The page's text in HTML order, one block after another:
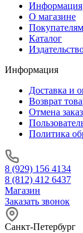
Информация
О магазине
Покупателям
Каталог
Информация
Доставка и
Возврат
Отмена
Политика
8 (929) 156 4134
8 (812) 412 6437
Магазин
Заказать звонок
Санкт-Петербург